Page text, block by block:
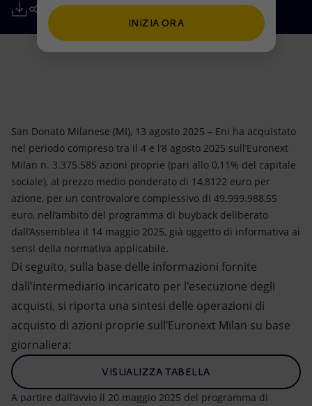
Net Zero
Modello satellitare
Scenari energetici
Collaborazioni per l'innovazione
Attività nel mondo
Mobilità
San Donato Milanese (MI), 13 agosto 2025 – Eni ha acquistato
nel periodo compreso tra il 4 e l’8 agosto 2025 sull’Euronext
Milan n. 3.375.585 azioni proprie (pari allo 0,11% del capitale
sociale), al prezzo medio ponderato di 14,8122 euro per
azione, per un controvalore complessivo di 49.999.988,55
euro, nell’ambito del programma di buyback deliberato
dall’Assemblea il 14 maggio 2025, già oggetto di informativa ai
sensi della normativa applicabile.
Di seguito, sulla base delle informazioni fornite
dall'intermediario incaricato per l'esecuzione degli
acquisti, si riporta una sintesi delle operazioni di
acquisto di azioni proprie sull’Euronext Milan su base
giornaliera:
VISUALIZZA TABELLA
A partire dall’avvio il 20 maggio 2025 del programma di
INIZIA ORA